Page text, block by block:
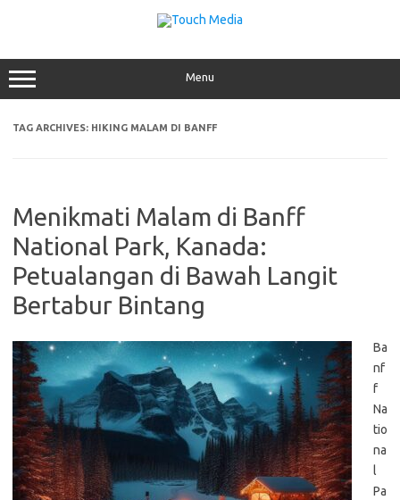
Menu
TAG ARCHIVES: HIKING MALAM DI BANFF
Menikmati Malam di Banff
National Park, Kanada:
Petualangan di Bawah Langit
Bertabur Bintang
Ba
nf
f
Na
tio
na
l
Pa